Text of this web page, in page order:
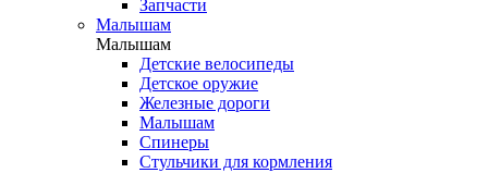
Запчасти
Малышам
Малышам
Детские велосипеды
Детское оружие
Железные дороги
Малышам
Спинеры
Стульчики для кормления